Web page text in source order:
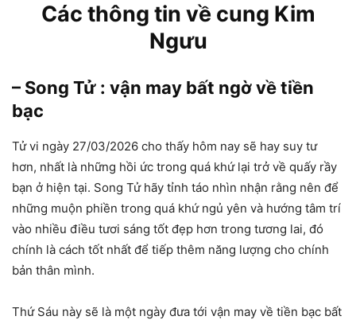
Các thông tin về cung Kim
Ngưu
– Song Tử : vận may bất ngờ về tiền
bạc
Tử vi ngày 27/03/2026 cho thấy hôm nay sẽ hay suy tư
hơn, nhất là những hồi ức trong quá khứ lại trở về quấy rầy
bạn ở hiện tại. Song Tử hãy tỉnh táo nhìn nhận rằng nên để
những muộn phiền trong quá khứ ngủ yên và hướng tâm trí
vào nhiều điều tươi sáng tốt đẹp hơn trong tương lai, đó
chính là cách tốt nhất để tiếp thêm năng lượng cho chính
bản thân mình.
Thứ Sáu này sẽ là một ngày đưa tới vận may về tiền bạc bất